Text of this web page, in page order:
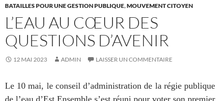
BATAILLES POUR UNE GESTION PUBLIQUE,MOUVEMENT CITOYEN
L’EAU AU CŒUR DES
QUESTIONS D’AVENIR
12 MAI 2023 ADMIN LAISSER UN COMMENTAIRE
Le 10 mai, le conseil d’administration de la régie publique
de l’eau d’Est Ensemble s’est réuni pour voter son premier